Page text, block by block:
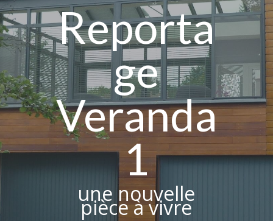
Reporta
ge
Veranda
1
une nouvelle
pièce à vivre